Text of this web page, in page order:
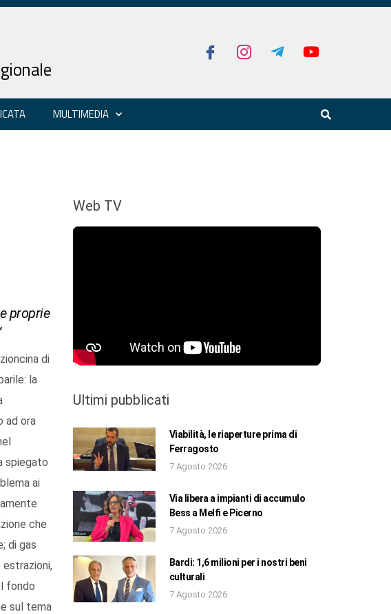
MULTIMEDIA
proprie
di
la
ad ora
spiegato
ai
che
di gas
fondo
sul tema
Web TV
Ultimi pubblicati
Viabilità, le riaperture prima di
Ferragosto
7 Agosto 2026
Via libera a impianti di accumulo
Bess a Melfi e Picerno
7 Agosto 2026
Bardi: 1,6 milioni per i nostri beni
culturali
7 Agosto 2026